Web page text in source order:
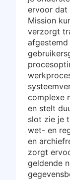
ervoor dat
Mission
verzorgt
complexe
en stelt
slot zie je
wet- en
en
zorgt
geldende